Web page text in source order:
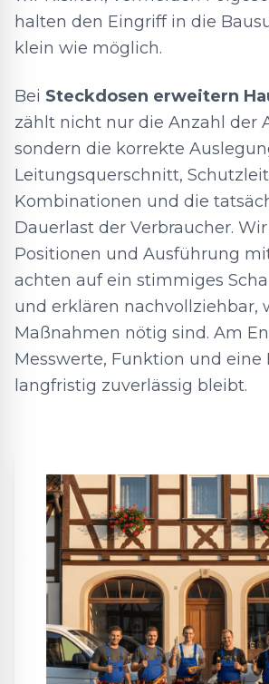
halten den Eingriff in die
klein wie möglich.
Bei Steckdosen erweitern
zählt nicht nur die Anzahl der
sondern die korrekte
Leitungsquerschnitt,
Kombinationen und die
Dauerlast der Verbraucher.
Positionen und Ausführung
achten auf ein stimmiges
und erklären nachvollziehbar,
Maßnahmen nötig sind. Am
Messwerte, Funktion und eine
langfristig zuverlässig bleibt.